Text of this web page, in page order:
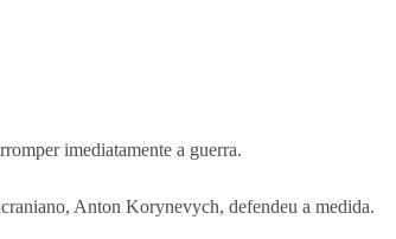
imediatamente a guerra.
Anton Korynevych, defendeu a medida.